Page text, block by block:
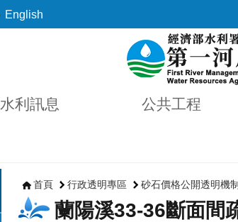
English
水利訊息 公共工程
首頁 行政透明專區 砂石價格公開透明機制
蘭陽溪33-36斷面間